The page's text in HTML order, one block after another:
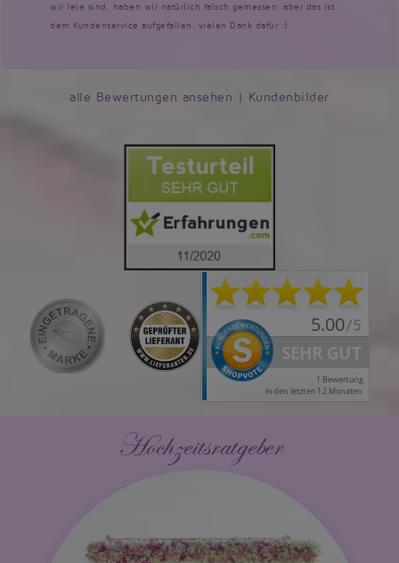
wir leie sind, haben wir natürlich falsch gemessen, aber das ist
dem Kundenservice aufgefallen, vielen Dank dafür :)
alle Bewertungen ansehen | Kundenbilder
Hochzeitsratgeber